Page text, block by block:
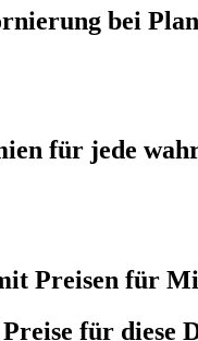
bei
für jede
Preisen für
für diese